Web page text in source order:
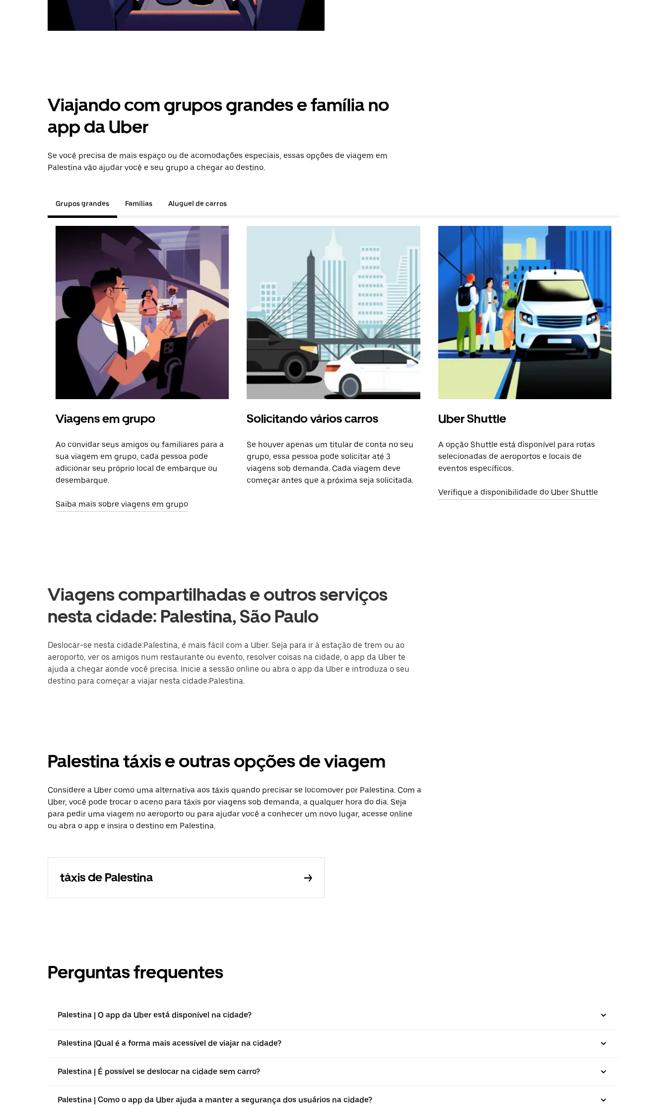
Viajando com grupos grandes e família no
app da Uber
Se você precisa de mais espaço ou de acomodações especiais, essas opções de viagem em
Palestina vão ajudar você e seu grupo a chegar ao destino.
Grupos grandes Famílias Aluguel de carros
Viagens em grupo
Ao convidar seus amigos ou familiares para a
sua viagem em grupo, cada pessoa pode
adicionar seu próprio local de embarque ou
desembarque.
Saiba mais sobre viagens em grupo
Solicitando vários carros
Se houver apenas um titular de conta no seu
grupo, essa pessoa pode solicitar até 3
viagens sob demanda. Cada viagem deve
começar antes que a próxima seja solicitada.
Uber Shuttle
A opção Shuttle está disponível para rotas
selecionadas de aeroportos e locais de
eventos específicos.
Verifique a disponibilidade do Uber Shuttle
Viagens compartilhadas e outros serviços
nesta cidade: Palestina, São Paulo
Deslocar-se nesta cidade:Palestina, é mais fácil com a Uber. Seja para ir à estação de trem ou ao
aeroporto, ver os amigos num restaurante ou evento, resolver coisas na cidade, o app da Uber te
ajuda a chegar aonde você precisa. Inicie a sessão online ou abra o app da Uber e introduza o seu
destino para começar a viajar nesta cidade:Palestina.
Palestina táxis e outras opções de viagem
Considere a Uber como uma alternativa aos táxis quando precisar se locomover por Palestina. Com a
Uber, você pode trocar o aceno para táxis por viagens sob demanda, a qualquer hora do dia. Seja
para pedir uma viagem no aeroporto ou para ajudar você a conhecer um novo lugar, acesse online
ou abra o app e insira o destino em Palestina.
táxis de Palestina
Perguntas frequentes
Palestina | O app da Uber está disponível na cidade?
Palestina |⁠Qual é a forma mais acessível de viajar na cidade?
Palestina | É possível se deslocar na cidade sem carro?
Palestina | Como o app da Uber ajuda a manter a segurança dos usuários na cidade?